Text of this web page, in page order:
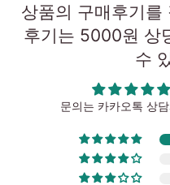
릭
-
상품의 구매후기
후기는 5000원 상
수
문의는 카카오톡 상